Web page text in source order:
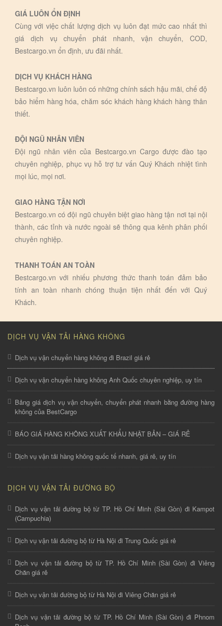
GIÁ LUÔN ỔN ĐỊNH
Cùng với việc chất lượng dịch vụ luôn đạt mức cao nhất thì
giá dịch vụ chuyển phát nhanh, vận chuyển, COD,
Bestcargo.vn ổn định, ưu đãi nhất.
DỊCH VỤ KHÁCH HÀNG
Bestcargo.vn luôn luôn có những chính sách hậu mãi, chế độ
bảo hiểm hàng hóa, chăm sóc khách hàng khách hàng thân
thiết.
ĐỘI NGŨ NHÂN VIÊN
Đội ngũ nhân viên của Bestcargo.vn Cargo được đào tạo
chuyên nghiệp, phục vụ hỗ trợ tư vấn Quý Khách nhiệt tình
mọi lúc, mọi nơi.
GIAO HÀNG TẬN NƠI
Bestcargo.vn có đội ngũ chuyên biệt giao hàng tận nơi tại nội
thành, các tỉnh và nước ngoài sẽ thông qua kênh phân phối
chuyên nghiệp.
THANH TOÁN AN TOÀN
Bestcargo.vn với nhiếu phương thức thanh toán đảm bảo
tính an toàn nhanh chóng thuận tiện nhất đến với Quý
Khách.
DỊCH VỤ VẬN TẢI HÀNG KHÔNG
Dịch vụ vận chuyển hàng không đi Brazil giá rẻ
Dịch vụ vận chuyển hàng không Anh Quốc chuyên nghiệp, uy tín
Bảng giá dịch vụ vận chuyển, chuyển phát nhanh bằng đường hàng
không của BestCargo
BÁO GIÁ HÀNG KHÔNG XUẤT KHẨU NHẬT BẢN – GIÁ RẺ
Dịch vụ vận tải hàng không quốc tế nhanh, giá rẻ, uy tín
DỊCH VỤ VẬN TẢI ĐƯỜNG BỘ
Dịch vụ vận tải đường bộ từ TP. Hồ Chí Minh (Sài Gòn) đi Kampot
(Campuchia)
Dịch vụ vận tải đường bộ từ Hà Nội đi Trung Quốc giá rẻ
Dịch vụ vận tải đường bộ từ TP. Hồ Chí Minh (Sài Gòn) đi Viêng
Chăn giá rẻ
Dịch vụ vận tải đường bộ từ Hà Nội đi Viêng Chăn giá rẻ
Dịch vụ vận tải đường bộ từ TP. Hồ Chí Minh (Sài Gòn) đi Phnom